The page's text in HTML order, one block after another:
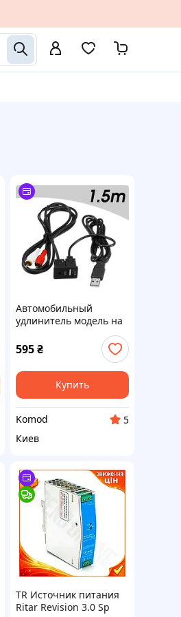
Автомобильный
удлинитель модель на
2 RCA USB-AUX адаптер
порт панель 3,5 мм
удлинительный кабель
переходник
595₴
Купить
Komod
5
Киев
TR Источник питания
Ritar Revision 3.0 Sp